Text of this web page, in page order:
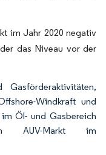
im Jahr 2020 negativ
das Niveau vor der
Windkraft und
Öl- und Gasbereich
AUV-Markt im